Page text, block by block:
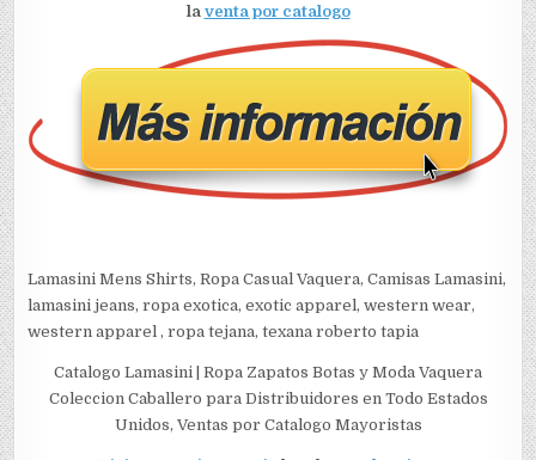
la venta por catalogo
Lamasini Mens Shirts, Ropa Casual Vaquera, Camisas Lamasini,
lamasini jeans, ropa exotica, exotic apparel, western wear,
western apparel , ropa tejana, texana roberto tapia
Catalogo Lamasini | Ropa Zapatos Botas y Moda Vaquera
Coleccion Caballero para Distribuidores en Todo Estados
Unidos, Ventas por Catalogo Mayoristas